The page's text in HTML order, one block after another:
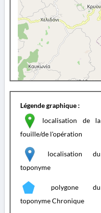
Légende graphique :
localisation de la
fouille/de l'opération
localisation du
toponyme
polygone du
toponyme Chronique